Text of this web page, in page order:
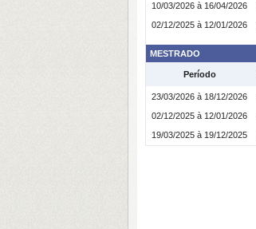
10/03/2026 à 16/04/2026
02/12/2025 à 12/01/2026
MESTRADO
Período
23/03/2026 à 18/12/2026
02/12/2025 à 12/01/2026
19/03/2025 à 19/12/2025